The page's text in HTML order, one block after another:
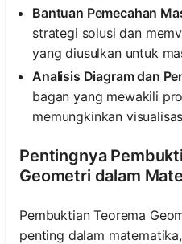
Bantuan Pemecahan
strategi solusi dan
yang diusulkan untuk
Analisis Diagram dan
bagan yang mewakili
memungkinkan
Pentingnya
Geometri dalam
Pembuktian Teorema
penting dalam